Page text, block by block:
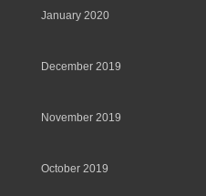
January 2020
December 2019
November 2019
October 2019